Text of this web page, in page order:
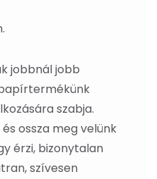
jobbnál jobb
szabja.
ossza meg velünk
érzi, bizonytalan
szívesen